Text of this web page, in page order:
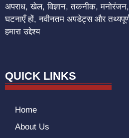
अपराध, खेल, विज्ञान, तकनीक, मनोरंजन,
घटनाएँ हों, नवीनतम अपडेट्स और तथ्यपूर्ण
हमारा उद्देश्य
QUICK LINKS
Home
About Us